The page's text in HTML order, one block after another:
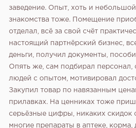
заведение. Опыт, хоть и
знакомства тоже. Помещение
отделал, всё за свой счёт
настоящий партнёрский бизнес,
деньги, получил документы,
Опять же, сам подбирал персонал,
людей с опытом, мотивировал
Закупил товар по навязанным
прилавках. На ценниках тоже
серьёзные цифры, никаких скидок
многие препараты в аптеке, корма,